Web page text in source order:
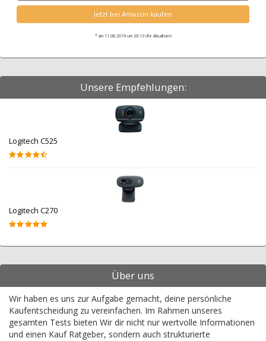
Jetzt bei Amazon kaufen
* am 11.08.2019 um 20:13 Uhr aktualisiert
Unsere Empfehlungen:
Logitech C525
Logitech C270
Über uns
Wir haben es uns zur Aufgabe gemacht, deine persönliche
Kaufentscheidung zu vereinfachen. Im Rahmen unseres
gesamten Tests bieten Wir dir nicht nur wertvolle Informationen
und einen Kauf Ratgeber, sondern auch strukturierte